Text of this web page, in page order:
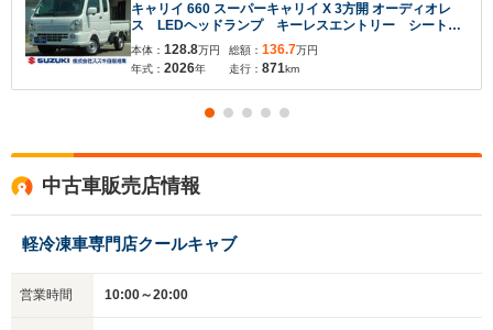
キャリイ 660 スーパーキャリイ X 3方開 オーディオレ
ス LEDヘッドランプ キーレスエントリー シートバ
ックスペース オーバーヘッドシェルフ 衝突被害軽減
ブレーキ 後方誤発進抑制機能 ESP アングルポス
ト LED荷台作業灯 三方開
本体： 128.8万円
年式： 2026年
総額： 136.7万円
走行： 871km
中古車販売店情報
軽冷凍車専門店クールキャブ
営業時間 10:00～20:00
入力途中の情報を保存しますか？
※次回問い合わせをする際に自動入力されます
いいえ はい